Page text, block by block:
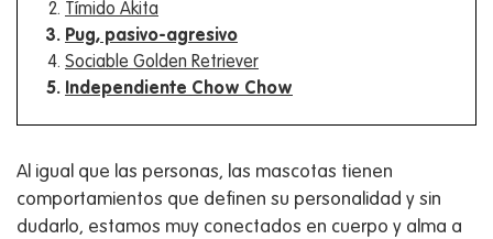
Tímido Akita
Pug, pasivo-agresivo
Sociable Golden Retriever
Independiente Chow Chow
Al igual que las personas, las mascotas tienen
comportamientos que definen su personalidad y sin
dudarlo, estamos muy conectados en cuerpo y alma a